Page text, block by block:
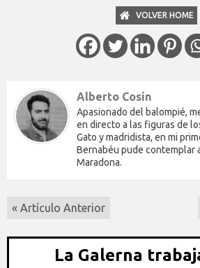
VOLVER HOME
Alberto Cosín
Apasionado del balompié,
en directo a las figuras de
Gato y madridista, en mi
Bernabéu pude contemplar
Maradona.
« Artículo Anterior
La Galerna